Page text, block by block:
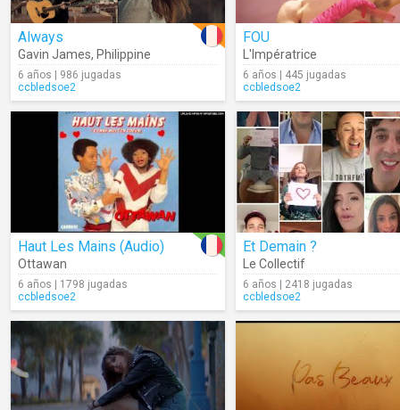
Always
Gavin James, Philippine
6 años | 986 jugadas
ccbledsoe2
FOU
L'Impératrice
6 años | 445 jugadas
ccbledsoe2
Haut Les Mains (Audio)
Ottawan
6 años | 1798 jugadas
ccbledsoe2
Et Demain ?
Le Collectif
6 años | 2418 jugadas
ccbledsoe2